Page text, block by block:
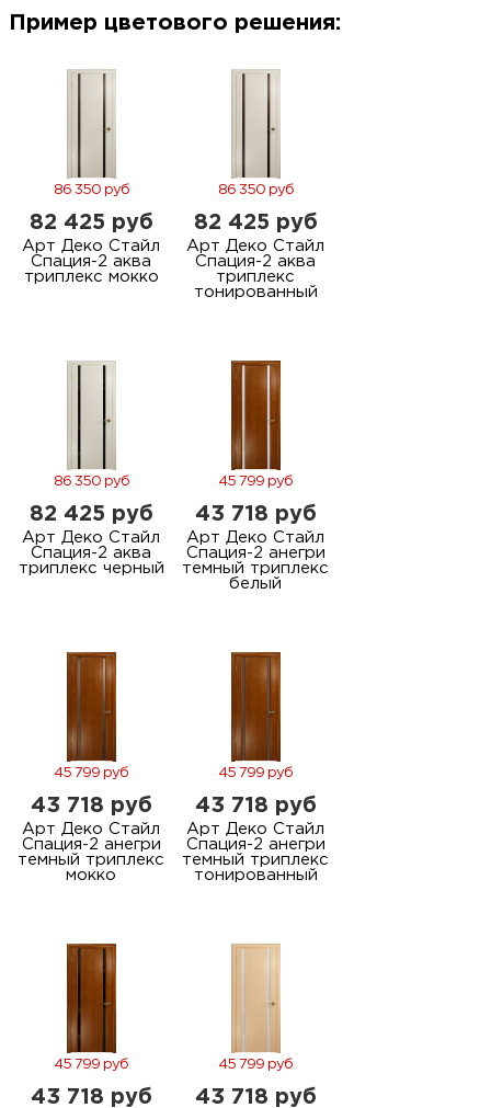
Пример цветового решения:
86 350 руб
82 425 руб
Арт Деко Стайл
Спация-2 аква
триплекс мокко
86 350 руб
82 425 руб
Арт Деко Стайл
Спация-2 аква
триплекс
тонированный
86 350 руб
82 425 руб
Арт Деко Стайл
Спация-2 аква
триплекс черный
45 799 руб
43 718 руб
Арт Деко Стайл
Спация-2 анегри
темный триплекс
белый
45 799 руб
43 718 руб
Арт Деко Стайл
Спация-2 анегри
темный триплекс
мокко
45 799 руб
43 718 руб
Арт Деко Стайл
Спация-2 анегри
темный триплекс
тонированный
45 799 руб
43 718 руб
45 799 руб
43 718 руб